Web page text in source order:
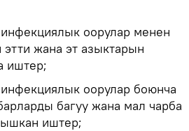
оорулар менен
жана эт азыктарын
иштер;
оорулар боюнча
багуу жана мал чарба
иштер;